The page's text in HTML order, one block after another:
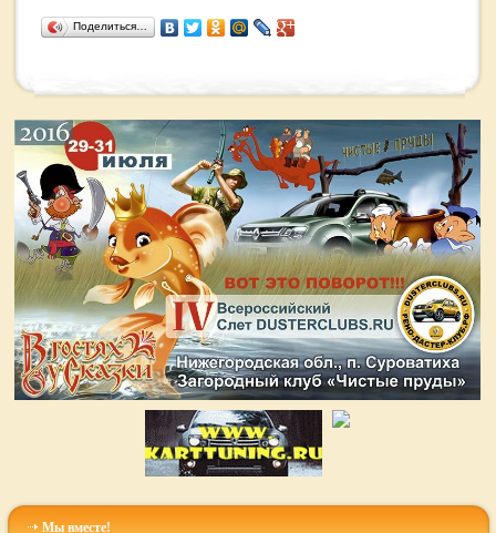
Поделиться…
Мы вместе!